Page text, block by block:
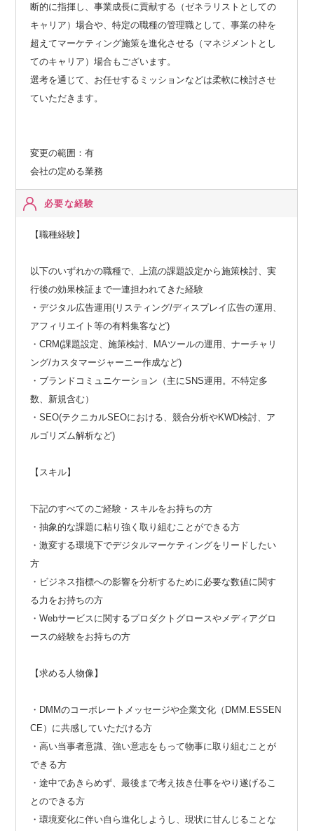
断的に指揮し、事業成長に貢献する（ゼネラリストとしての
キャリア）場合や、特定の職種の管理職として、事業の枠を
超えてマーケティング施策を進化させる（マネジメントとし
てのキャリア）場合もございます。
選考を通じて、お任せするミッションなどは柔軟に検討させ
ていただきます。
変更の範囲：有
会社の定める業務
必要な経験
【職種経験】
以下のいずれかの職種で、上流の課題設定から施策検討、実
行後の効果検証まで一連担われてきた経験
・デジタル広告運用(リスティング/ディスプレイ広告の運用、
アフィリエイト等の有料集客など)
・CRM(課題設定、施策検討、MAツールの運用、ナーチャリ
ング/カスタマージャーニー作成など)
・ブランドコミュニケーション（主にSNS運用。不特定多
数、新規含む）
・SEO(テクニカルSEOにおける、競合分析やKWD検討、ア
ルゴリズム解析など)
【スキル】
下記のすべてのご経験・スキルをお持ちの方
・抽象的な課題に粘り強く取り組むことができる方
・激変する環境下でデジタルマーケティングをリードしたい
方
・ビジネス指標への影響を分析するために必要な数値に関す
る力をお持ちの方
・Webサービスに関するプロダクトグロースやメディアグロ
ースの経験をお持ちの方
【求める人物像】
・DMMのコーポレートメッセージや企業文化（DMM.ESSEN
CE）に共感していただける方
・高い当事者意識、強い意志をもって物事に取り組むことが
できる方
・途中であきらめず、最後まで考え抜き仕事をやり遂げるこ
とのできる方
・環境変化に伴い自ら進化しようし、現状に甘んじることな